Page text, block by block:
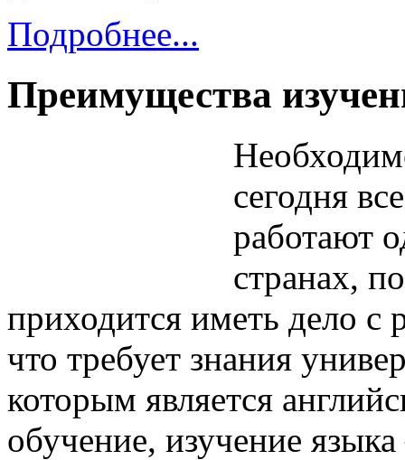
Подробнее...
Преимущества
сегодня
работают
странах,
приходится иметь дело с
что требует знания
которым является
обучение, изучение